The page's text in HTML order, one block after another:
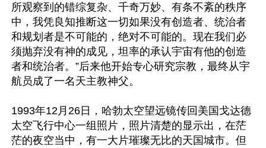
所观察到的错综复杂、千奇万妙、有条不紊的秩序
中，我凭良知推断这一切如果没有创造者、统治者
和规划者是不可能的，绝对不可能的。现在我们必
须抛弃没有神的成见，坦率的承认宇宙有他的创造
者和统治者。”后来他开始专心研究宗教，最终从宇
航员成了一名天主教神父。
1993年12月26日，哈勃太空望远镜传回美国戈达德
太空飞行中心一组照片，照片清楚的显示出，在茫
茫的夜空当中，有一大片璀璨无比的天国城市。但